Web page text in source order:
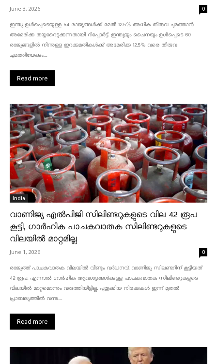
June 3, 2026 0
ഇന്ത്യ ഉൾപ്പെടെയുള്ള 54 രാജ്യങ്ങൾക്ക് മേൽ 12.5% അധിക തീരുവ ചുമത്താൻ
അമേരിക്ക തയ്യാറെടുക്കുന്നതായി റിപ്പോർട്ട്. ഇന്ത്യയും ചൈനയും ഉൾപ്പെടെ 60
രാജ്യങ്ങളിൽ നിന്നുള്ള ഇറക്കുമതികൾക്ക് അമേരിക്ക 12.5% ​​വരെ തീരുവ
ചുമത്തിയേക്കും....
Read more
India
വാണിജ്യ എൽപിജി സിലിണ്ടറുകളുടെ വില 42 രൂപ
കൂട്ടി, ഗാർഹിക പാചകവാതക സിലിണ്ടറുകളുടെ
വിലയിൽ മാറ്റമില്ല
June 1, 2026 0
രാജ്യത്ത് പാചകവാതക വിലയിൽ വീണ്ടും വർധനവ്. വാണിജ്യ സിലണ്ടറിന് കൂട്ടിയത്
42 രൂപ. എന്നാൽ ഗാർഹിക ആവശ്യങ്ങൾക്കുള്ള പാചകവാതക സിലിണ്ടറുകളുടെ
വിലയിൽ മാറ്റമൊന്നും വരുത്തിയിട്ടില്ല. പുതുക്കിയ നിരക്കുകൾ ഇന്ന് മുതൽ
പ്രാബല്യത്തിൽ വന്നു....
Read more